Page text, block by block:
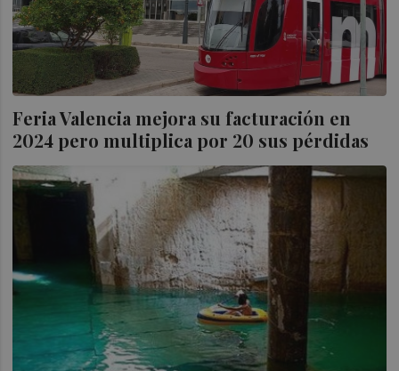
Feria Valencia mejora su facturación en
2024 pero multiplica por 20 sus pérdidas